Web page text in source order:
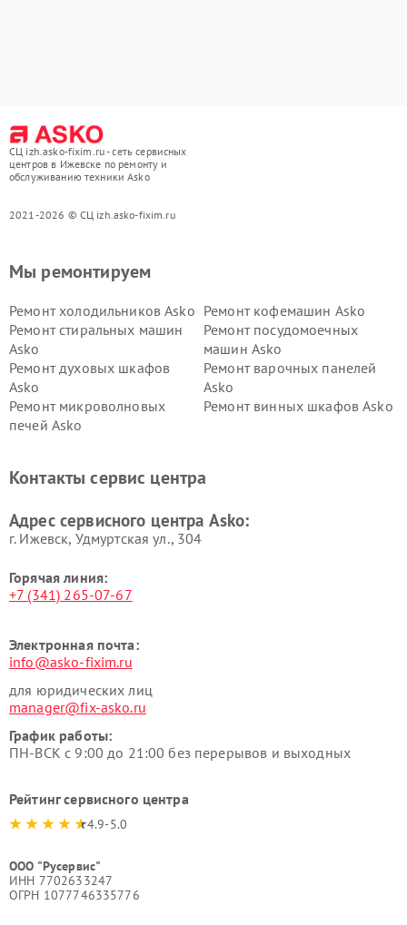
СЦ izh.asko-fixim.ru - сеть сервисных
центров в Ижевске по ремонту и
обслуживанию техники Asko
2021-2026 © СЦ izh.asko-fixim.ru
Мы ремонтируем
Ремонт холодильников Asko Ремонт кофемашин Asko
Ремонт стиральных машин
Asko
Ремонт посудомоечных
машин Asko
Ремонт духовых шкафов
Asko
Ремонт варочных панелей
Asko
Ремонт микроволновых
печей Asko
Ремонт винных шкафов Asko
Ремонт подогревателей
Ремонт промышленных
Asko
Контакты сервис центра
Адрес сервисного центра Asko:
г. Ижевск, Удмуртская ул., 304
Горячая линия:
+7 (341) 265-07-67
Электронная почта:
info@asko-fixim.ru
для юридических лиц
manager@fix-asko.ru
График работы:
ПН-ВСК с 9:00 до 21:00 без перерывов и выходных
Рейтинг сервисного центра
4.9-5.0
ООО "Русервис"
ИНН 7702633247
ОГРН 1077746335776